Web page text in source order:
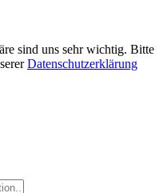
sind uns sehr wichtig. Bitte
Datenschutzerklärung